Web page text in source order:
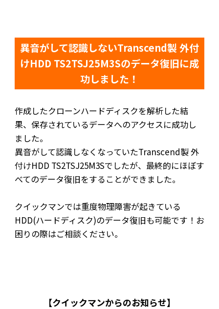
異音がして認識しないTranscend製 外付
けHDD TS2TSJ25M3Sのデータ復旧に成
功しました！
作成したクローンハードディスクを解析した結
果、保存されているデータへのアクセスに成功し
ました。
異音がして認識しなくなっていたTranscend製 外
付けHDD TS2TSJ25M3Sでしたが、最終的にほぼす
べてのデータ復旧をすることができました。
クイックマンでは重度物理障害が起きている
HDD(ハードディスク)のデータ復旧も可能です！お
困りの際はご相談ください。
【クイックマンからのお知らせ】